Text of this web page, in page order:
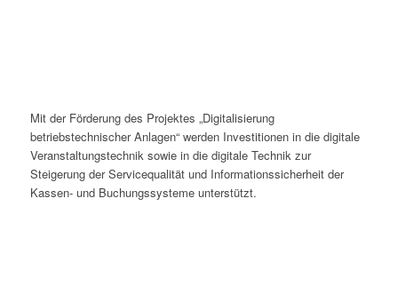
Mit der Förderung des Projektes „Digitalisierung
betriebstechnischer Anlagen“ werden Investitionen in die digitale
Veranstaltungstechnik sowie in die digitale Technik zur
Steigerung der Servicequalität und Informationssicherheit der
Kassen- und Buchungssysteme unterstützt.